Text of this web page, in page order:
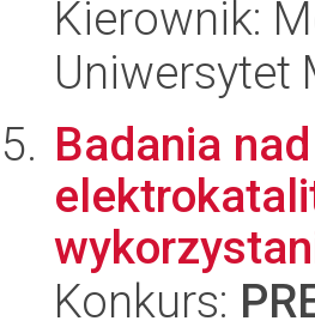
Kierownik:
Uniwersytet
Badania
Konkurs: